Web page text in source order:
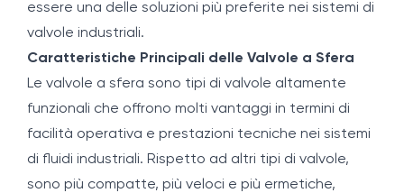
essere una delle soluzioni più preferite nei sistemi di
valvole industriali.
Caratteristiche Principali delle Valvole a Sfera
Le valvole a sfera sono tipi di valvole altamente
funzionali che offrono molti vantaggi in termini di
facilità operativa e prestazioni tecniche nei sistemi
di fluidi industriali. Rispetto ad altri tipi di valvole,
sono più compatte, più veloci e più ermetiche,